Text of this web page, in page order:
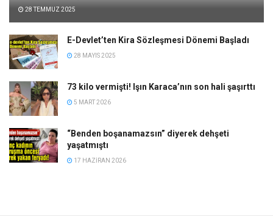
28 TEMMUZ 2025
E-Devlet’ten Kira Sözleşmesi Dönemi Başladı
28 MAYIS 2025
73 kilo vermişti! Işın Karaca’nın son hali şaşırttı
5 MART 2026
“Benden boşanamazsın” diyerek dehşeti
yaşatmıştı
17 HAZIRAN 2026